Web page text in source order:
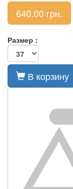
640.00 грн.
Размер :
В корзину